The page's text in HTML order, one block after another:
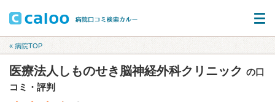
« 病院TOP
医療法人しものせき脳神経外科クリニック の口
コミ・評判